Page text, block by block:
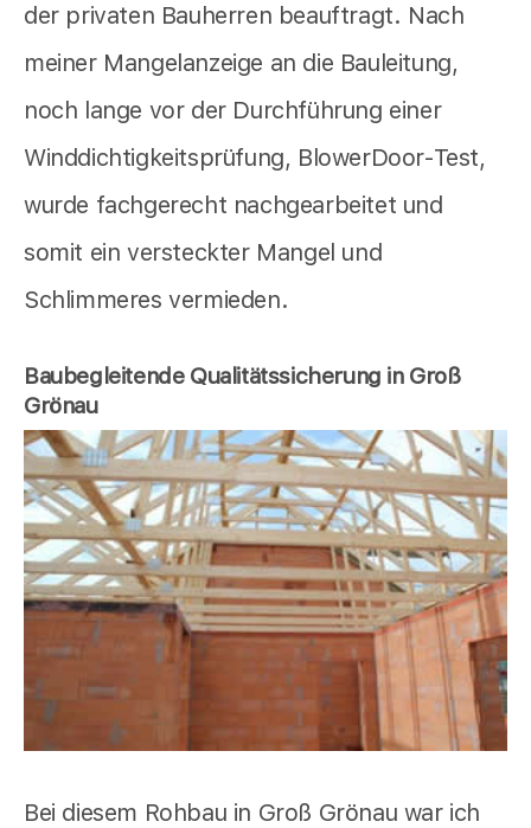
der privaten Bauherren beauftragt. Nach
meiner Mangelanzeige an die Bauleitung,
noch lange vor der Durchführung einer
Winddichtigkeitsprüfung, BlowerDoor-Test,
wurde fachgerecht nachgearbeitet und
somit ein versteckter Mangel und
Schlimmeres vermieden.
Baubegleitende Qualitätssicherung in Groß
Grönau
Bei diesem Rohbau in Groß Grönau war ich